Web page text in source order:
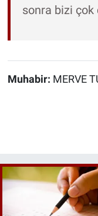
sonra bizi çok
Muhabir: MERVE